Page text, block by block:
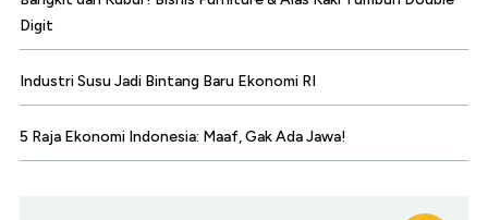
Digit
Industri Susu Jadi Bintang Baru Ekonomi RI
5 Raja Ekonomi Indonesia: Maaf, Gak Ada Jawa!